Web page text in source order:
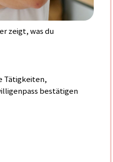
zeigt, was du
Tätigkeiten,
bestätigen